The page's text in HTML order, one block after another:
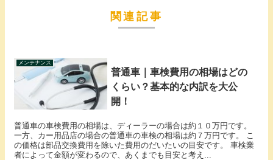
関連記事
メンテナンス
普通車｜車検費用の相場はどの
くらい？基本的な内訳を大公
開！
普通車の車検費用の相場は、ディーラーの場合は約１０万円です。
一方、カー用品店の場合の普通車の車検の相場は約７万円です。 こ
の価格は部品交換費用を除いた費用のだいたいの目安です。 車検業
者によって金額が変わるので、あくまでも目安と考え...